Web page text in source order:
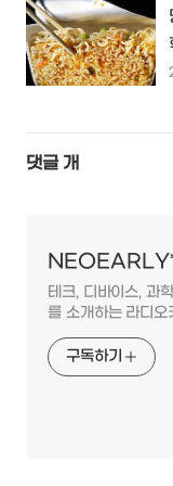
댓글 개
테크, 디바이스, 과
를 소개하는 라디오
구독하기